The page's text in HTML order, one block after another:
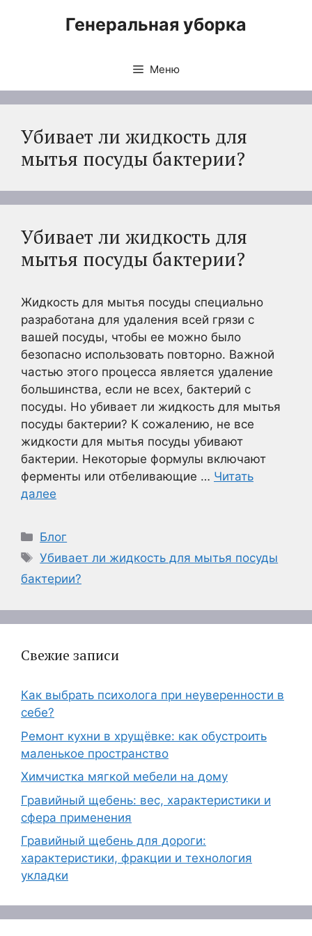
Генеральная уборка
Меню
Убивает ли жидкость для
мытья посуды бактерии?
Убивает ли жидкость для
мытья посуды бактерии?
Жидкость для мытья посуды специально
разработана для удаления всей грязи с
вашей посуды, чтобы ее можно было
безопасно использовать повторно. Важной
частью этого процесса является удаление
большинства, если не всех, бактерий с
посуды. Но убивает ли жидкость для мытья
посуды бактерии? К сожалению, не все
жидкости для мытья посуды убивают
бактерии. Некоторые формулы включают
ферменты или отбеливающие … Читать
далее
Рубрики
Блог
Метки
Убивает ли жидкость для мытья посуды
бактерии?
Свежие записи
Как выбрать психолога при неуверенности в
себе?
Ремонт кухни в хрущёвке: как обустроить
маленькое пространство
Химчистка мягкой мебели на дому
Гравийный щебень: вес, характеристики и
сфера применения
Гравийный щебень для дороги:
характеристики, фракции и технология
укладки